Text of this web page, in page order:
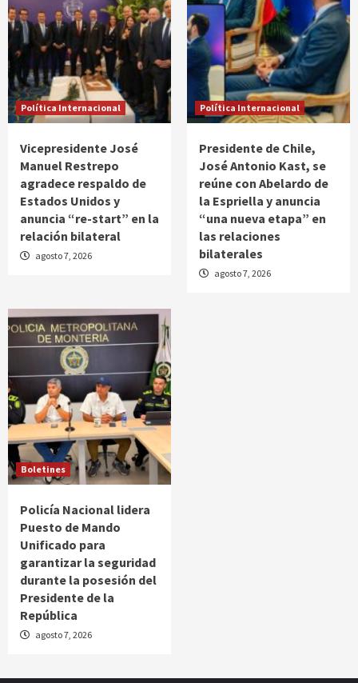
Política Internacional
Vicepresidente José
Manuel Restrepo
agradece respaldo de
Estados Unidos y
anuncia “re-start” en la
relación bilateral
agosto 7, 2026
Política Internacional
Presidente de Chile,
José Antonio Kast, se
reúne con Abelardo de
la Espriella y anuncia
“una nueva etapa” en
las relaciones
bilaterales
agosto 7, 2026
Boletines
Policía Nacional lidera
Puesto de Mando
Unificado para
garantizar la seguridad
durante la posesión del
Presidente de la
República
agosto 7, 2026